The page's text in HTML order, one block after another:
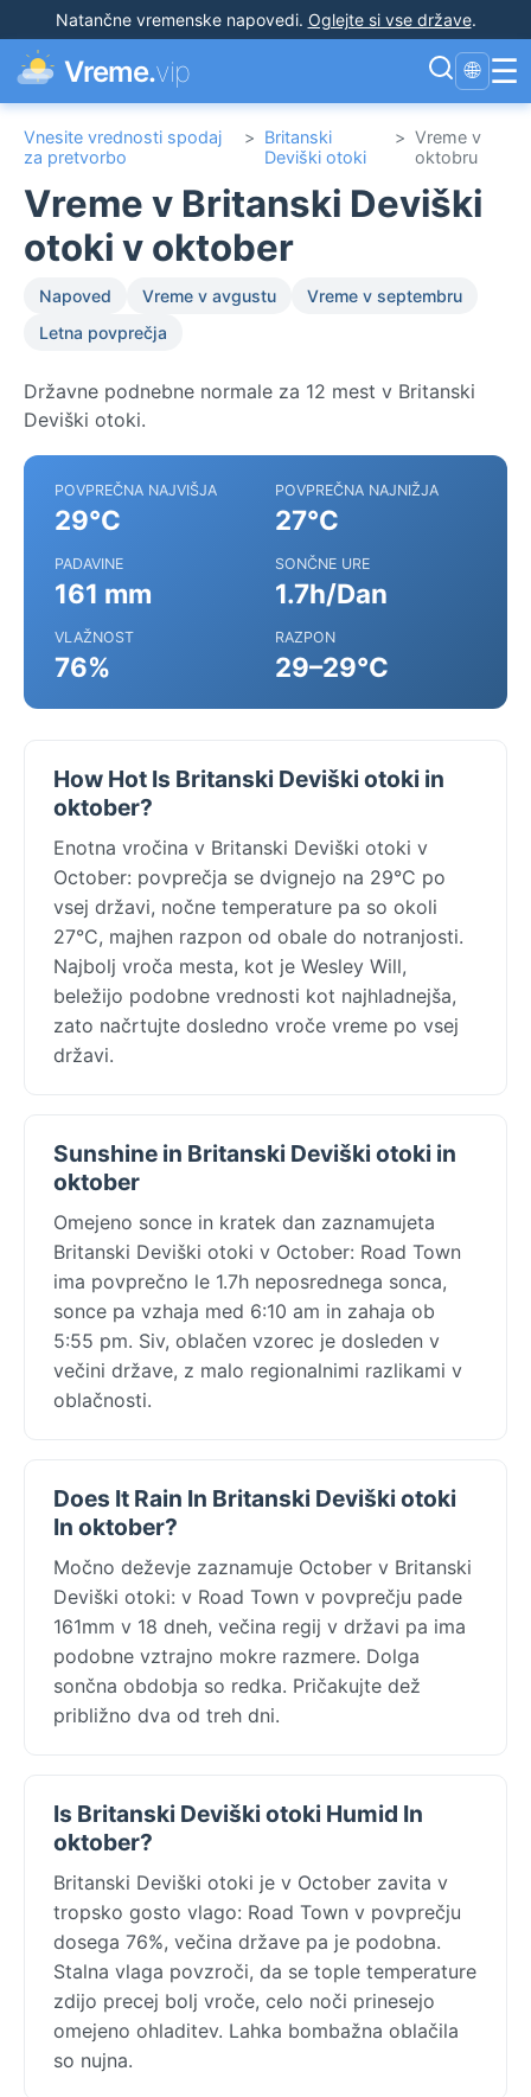
Natančne vremenske napovedi. Oglejte si vse države.
Vreme.vip 🌐 ☰
Vnesite vrednosti spodaj
za pretvorbo
> Britanski
Deviški otoki
> Vreme v
oktobru
Vreme v Britanski Deviški
otoki v oktober
Napoved Vreme v avgustu
Vreme v septembru
Letna povprečja
Državne podnebne normale za 12 mest v Britanski
Deviški otoki.
POVPREČNA NAJVIŠJA
29°C
POVPREČNA NAJNIŽJA
27°C
PADAVINE
161 mm
SONČNE URE
1.7h/Dan
VLAŽNOST
76%
RAZPON
29–29°C
How Hot Is Britanski Deviški otoki in
oktober?
Enotna vročina v Britanski Deviški otoki v
October: povprečja se dvignejo na 29°C po
vsej državi, nočne temperature pa so okoli
27°C, majhen razpon od obale do notranjosti.
Najbolj vroča mesta, kot je Wesley Will,
beležijo podobne vrednosti kot najhladnejša,
zato načrtujte dosledno vroče vreme po vsej
državi.
Sunshine in Britanski Deviški otoki in
oktober
Omejeno sonce in kratek dan zaznamujeta
Britanski Deviški otoki v October: Road Town
ima povprečno le 1.7h neposrednega sonca,
sonce pa vzhaja med 6:10 am in zahaja ob
5:55 pm. Siv, oblačen vzorec je dosleden v
večini države, z malo regionalnimi razlikami v
oblačnosti.
Does It Rain In Britanski Deviški otoki
In oktober?
Močno deževje zaznamuje October v Britanski
Deviški otoki: v Road Town v povprečju pade
161mm v 18 dneh, večina regij v državi pa ima
podobne vztrajno mokre razmere. Dolga
sončna obdobja so redka. Pričakujte dež
približno dva od treh dni.
Is Britanski Deviški otoki Humid In
oktober?
Britanski Deviški otoki je v October zavita v
tropsko gosto vlago: Road Town v povprečju
dosega 76%, večina države pa je podobna.
Stalna vlaga povzroči, da se tople temperature
zdijo precej bolj vroče, celo noči prinesejo
omejeno ohladitev. Lahka bombažna oblačila
so nujna.